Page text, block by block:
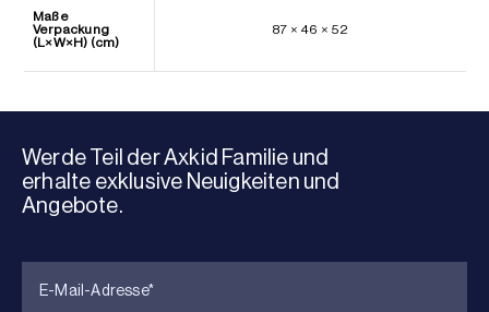
Maße
Verpackung
(L×W×H) (cm)
87 × 46 × 52
Werde Teil der Axkid Familie und
erhalte exklusive Neuigkeiten und
Angebote.